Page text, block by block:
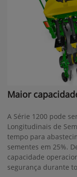
Maior
A Série 1200 pode
Longitudinais de
tempo para
sementes em 25%.
capacidade
segurança durante